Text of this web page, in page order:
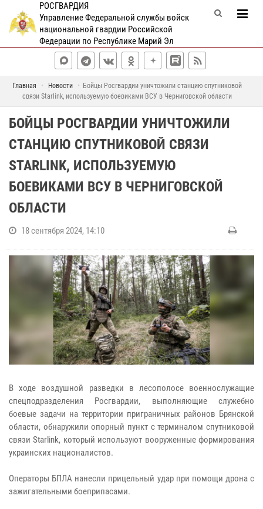
РОСГВАРДИЯ
Управление Федеральной службы войск
национальной гвардии Российской
Федерации по Республике Марий Эл
Главная Новости
Бойцы Росгвардии уничтожили станцию спутниковой
связи Starlink, используемую боевиками ВСУ в Черниговской области
БОЙЦЫ РОСГВАРДИИ УНИЧТОЖИЛИ
СТАНЦИЮ СПУТНИКОВОЙ СВЯЗИ
STARLINK, ИСПОЛЬЗУЕМУЮ
БОЕВИКАМИ ВСУ В ЧЕРНИГОВСКОЙ
ОБЛАСТИ
18 сентября 2024, 14:10
В ходе воздушной разведки в лесополосе военнослужащие
спецподразделения Росгвардии, выполняющие служебно
боевые задачи на территории приграничных районов Брянской
области, обнаружили опорный пункт с терминалом спутниковой
связи Starlink, который используют вооруженные формирования
украинских националистов.
Операторы БПЛА нанесли прицельный удар при помощи дрона с
зажигательными боеприпасами.